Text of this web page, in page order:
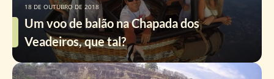
Um voo de balão na Chapada dos
Veadeiros, que tal?
18 DE OUTUBRO DE 2018